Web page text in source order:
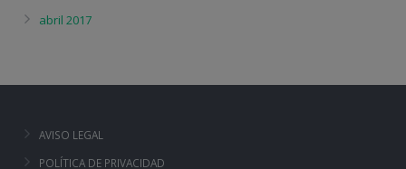
abril 2017
AVISO LEGAL
POLÍTICA DE PRIVACIDAD